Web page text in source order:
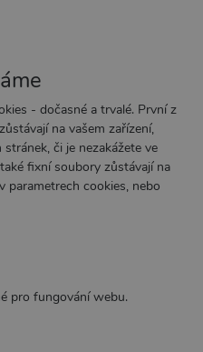
- dočasné a trvalé. První z
na vašem zařízení,
či je nezakážete ve
fixní soubory zůstávají na
parametrech cookies, nebo
pro fungování webu.